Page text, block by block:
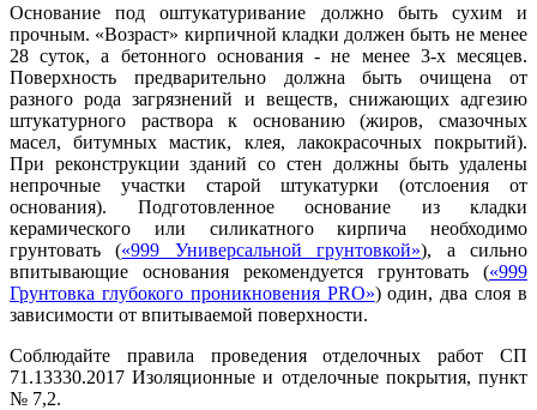
Основание под оштукатуривание должно быть сухим и
прочным. «Возраст» кирпичной кладки должен быть не менее
28 суток, а бетонного основания - не менее 3-х месяцев.
Поверхность предварительно должна быть очищена от
разного рода загрязнений и веществ, снижающих адгезию
штукатурного раствора к основанию (жиров, смазочных
масел, битумных мастик, клея, лакокрасочных покрытий).
При реконструкции зданий со стен должны быть удалены
непрочные участки старой штукатурки (отслоения от
основания). Подготовленное основание из кладки
керамического или силикатного кирпича необходимо
грунтовать («999 Универсальной грунтовкой»), а сильно
впитывающие основания рекомендуется грунтовать («999
Грунтовка глубокого проникновения PRO») один, два слоя в
зависимости от впитываемой поверхности.
Соблюдайте правила проведения отделочных работ СП
71.13330.2017 Изоляционные и отделочные покрытия, пункт
№ 7,2.